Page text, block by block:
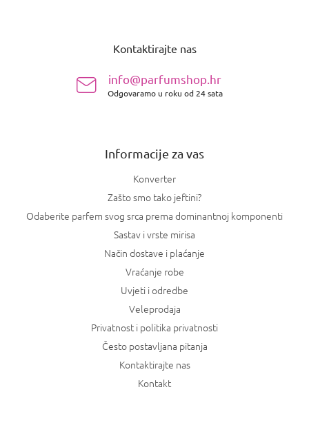
Kontaktirajte nas
info@parfumshop.hr
Odgovaramo u roku od 24 sata
Informacije za vas
Konverter
Zašto smo tako jeftini?
Odaberite parfem svog srca prema dominantnoj komponenti
Sastav i vrste mirisa
Način dostave i plaćanje
Vraćanje robe
Uvjeti i odredbe
Veleprodaja
Privatnost i politika privatnosti
Često postavljana pitanja
Kontaktirajte nas
Kontakt